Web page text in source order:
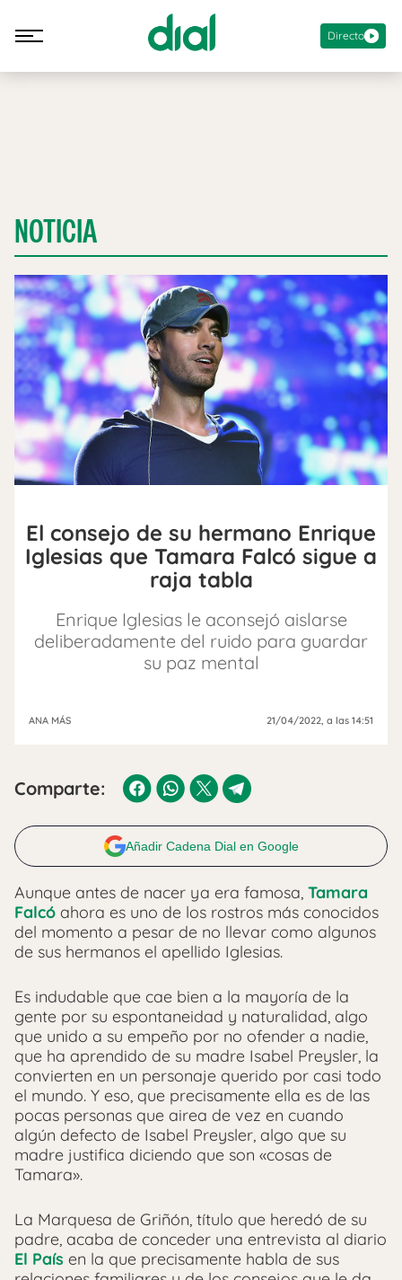
Directo
NOTICIA
El consejo de su hermano Enrique
Iglesias que Tamara Falcó sigue a
raja tabla
Enrique Iglesias le aconsejó aislarse
deliberadamente del ruido para guardar
su paz mental
ANA MÁS 21/04/2022, a las 14:51
Comparte:
Añadir Cadena Dial en Google
Aunque antes de nacer ya era famosa, Tamara
Falcó ahora es uno de los rostros más conocidos
del momento a pesar de no llevar como algunos
de sus hermanos el apellido Iglesias.
Es indudable que cae bien a la mayoría de la
gente por su espontaneidad y naturalidad, algo
que unido a su empeño por no ofender a nadie,
que ha aprendido de su madre Isabel Preysler, la
convierten en un personaje querido por casi todo
el mundo. Y eso, que precisamente ella es de las
pocas personas que airea de vez en cuando
algún defecto de Isabel Preysler, algo que su
madre justifica diciendo que son «cosas de
Tamara».
La Marquesa de Griñón, título que heredó de su
padre, acaba de conceder una entrevista al diario
El País en la que precisamente habla de sus